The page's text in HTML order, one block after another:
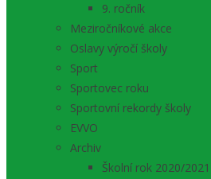
9. ročník
Meziročníkové akce
Oslavy výročí školy
Sport
Sportovec roku
Sportovní rekordy školy
EVVO
Archiv
Školní rok 2020/2021